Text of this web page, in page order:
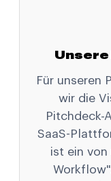
Für unseren
wir die
Pitchdeck-
SaaS-
ist ein